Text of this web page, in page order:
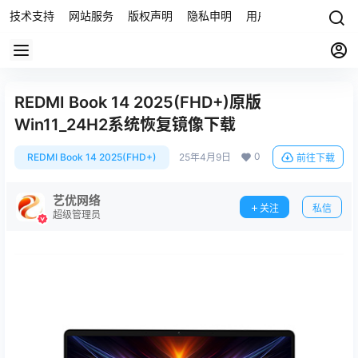
技术支持 网站服务 版权声明 隐私申明 用户协议 联系我们
REDMI Book 14 2025(FHD+)原版
Win11_24H2系统恢复镜像下载
REDMI Book 14 2025(FHD+) 25年4月9日 0 前往下载
艺优网络
超级管理员
关注 私信